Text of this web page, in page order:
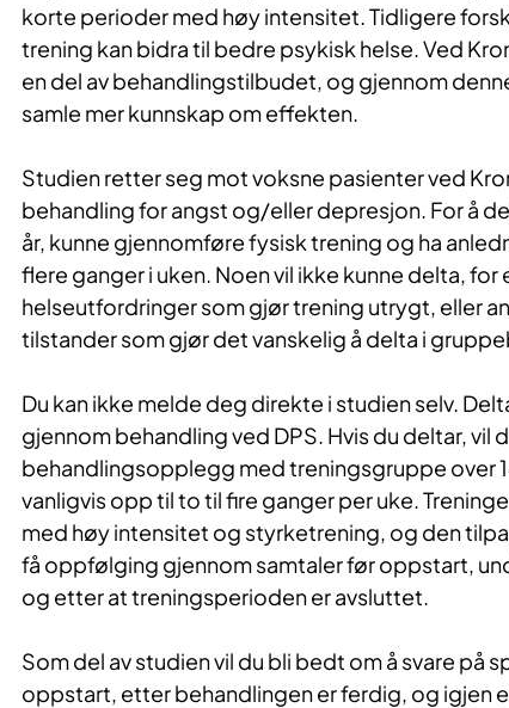
korte perioder med høy intensitet. Tidligere
trening kan bidra til bedre psykisk helse. Ved
en del av behandlingstilbudet, og gjennom
samle mer kunnskap om effekten.
Studien retter seg mot voksne pasienter ved
behandling for angst og/eller depresjon. For å
år, kunne gjennomføre fysisk trening og ha
flere ganger i uken. Noen vil ikke kunne delta, for
helseutfordringer som gjør trening utrygt, eller
tilstander som gjør det vanskelig å delta i
Du kan ikke melde deg direkte i studien selv.
gjennom behandling ved DPS. Hvis du deltar, vil
behandlingsopplegg med treningsgruppe over
vanligvis opp til to til fire ganger per uke.
med høy intensitet og styrketrening, og den
få oppfølging gjennom samtaler før oppstart,
og etter at treningsperioden er avsluttet.
Som del av studien vil du bli bedt om å svare på
oppstart, etter behandlingen er ferdig, og igjen